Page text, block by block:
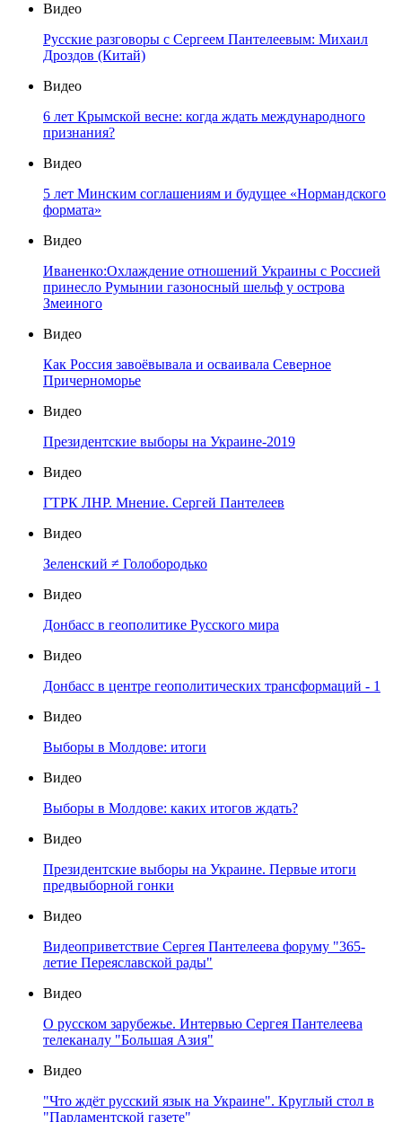
Видео
Русские разговоры с Сергеем Пантелеевым: Михаил
Дроздов (Китай)
Видео
6 лет Крымской весне: когда ждать международного
признания?
Видео
5 лет Минским соглашениям и будущее «Нормандского
формата»
Видео
Иваненко:Охлаждение отношений Украины с Россией
принесло Румынии газоносный шельф у острова
Змеиного
Видео
Как Россия завоёвывала и осваивала Северное
Причерноморье
Видео
Президентские выборы на Украине-2019
Видео
ГТРК ЛНР. Мнение. Сергей Пантелеев
Видео
Зеленский ≠ Голобородько
Видео
Донбасс в геополитике Русского мира
Видео
Донбасс в центре геополитических трансформаций - 1
Видео
Выборы в Молдове: итоги
Видео
Выборы в Молдове: каких итогов ждать?
Видео
Президентские выборы на Украине. Первые итоги
предвыборной гонки
Видео
Видеоприветствие Сергея Пантелеева форуму "365-
летие Переяславской рады"
Видео
О русском зарубежье. Интервью Сергея Пантелеева
телеканалу "Большая Азия"
Видео
"Что ждёт русский язык на Украине". Круглый стол в
"Парламентской газете"